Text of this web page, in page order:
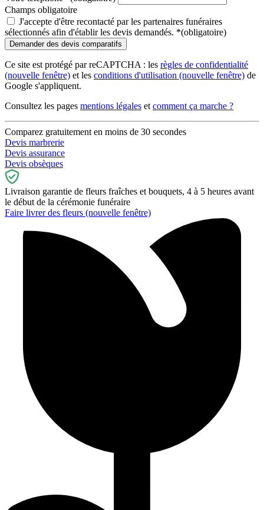
Champs obligatoire
J'accepte d'être recontacté par les partenaires funéraires
sélectionnés afin d'établir les devis demandés. *(obligatoire)
Ce site est protégé par reCAPTCHA : les règles de confidentialité
(nouvelle fenêtre) et les conditions d'utilisation (nouvelle fenêtre) de
Google s'appliquent.
Consultez les pages mentions légales et comment ça marche ?
Comparez gratuitement en moins de 30 secondes
Devis marbrerie
Devis assurance
Devis obsèques
Livraison garantie de fleurs fraîches et bouquets, 4 à 5 heures avant
le début de la cérémonie funéraire
Faire livrer des fleurs (nouvelle fenêtre)